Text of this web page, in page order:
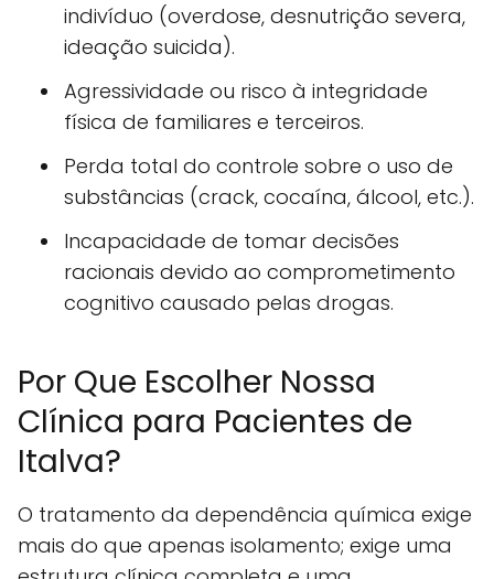
indivíduo (overdose, desnutrição severa,
ideação suicida).
Agressividade ou risco à integridade
física de familiares e terceiros.
Perda total do controle sobre o uso de
substâncias (crack, cocaína, álcool, etc.).
Incapacidade de tomar decisões
racionais devido ao comprometimento
cognitivo causado pelas drogas.
Por Que Escolher Nossa
Clínica para Pacientes de
Italva?
O tratamento da dependência química exige
mais do que apenas isolamento; exige uma